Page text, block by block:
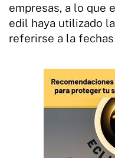
empresas, a lo que
edil haya utilizado
referirse a la